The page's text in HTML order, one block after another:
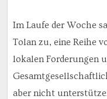
Im Laufe der Woche
Tolan zu, eine Reihe
lokalen Forderungen
aber nicht